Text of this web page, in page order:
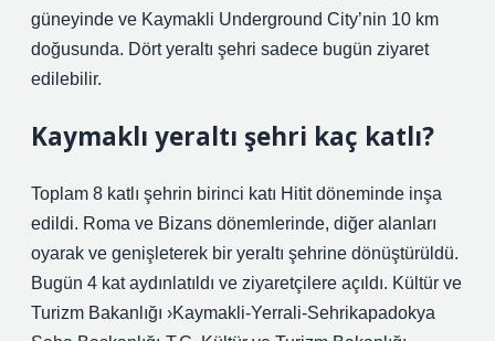
güneyinde ve Kaymakli Underground City’nin 10 km
doğusunda. Dört yeraltı şehri sadece bugün ziyaret
edilebilir.
Kaymaklı yeraltı şehri kaç katlı?
Toplam 8 katlı şehrin birinci katı Hitit döneminde inşa
edildi. Roma ve Bizans dönemlerinde, diğer alanları
oyarak ve genişleterek bir yeraltı şehrine dönüştürüldü.
Bugün 4 kat aydınlatıldı ve ziyaretçilere açıldı. Kültür ve
Turizm Bakanlığı ›Kaymakli-Yerrali-Sehrikapadokya